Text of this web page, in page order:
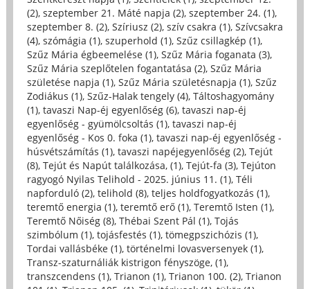
(2), szeptember 21. Máté napja (2), szeptember 24. (1),
szeptember 8. (2), Szíriusz (2), szív csakra (1), Szívcsakra
(4), szómágia (1), szuperhold (1), Szűz csillagkép (1),
Szűz Mária égbeemelése (1), Szűz Mária foganata (3),
Szűz Mária szeplőtelen fogantatása (2), Szűz Mária
születése napja (1), Szűz Mária születésnapja (1), Szűz
Zodiákus (1), Szűz-Halak tengely (4), Táltoshagyomány
(1), tavaszi Nap-éj egyenlőség (6), tavaszi nap-éj
egyenlőség - gyümölcsoltás (1), tavaszi nap-éj
egyenlőség - Kos 0. foka (1), tavaszi nap-éj egyenlőség -
húsvétszámítás (1), tavaszi napéjegyenlőség (2), Tejút
(8), Tejút és Napút találkozása, (1), Tejút-fa (3), Tejúton
ragyogó Nyilas Telihold - 2025. június 11. (1), Téli
napforduló (2), telihold (8), teljes holdfogyatkozás (1),
teremtő energia (1), teremtő erő (1), Teremtő Isten (1),
Teremtő Nőiség (8), Thébai Szent Pál (1), Tojás
szimbólum (1), tojásfestés (1), tömegpszichózis (1),
Tordai vallásbéke (1), történelmi lovasversenyek (1),
Transz-szaturnáliák kistrigon fényszöge, (1),
transzcendens (1), Trianon (1), Trianon 100. (2), Trianon